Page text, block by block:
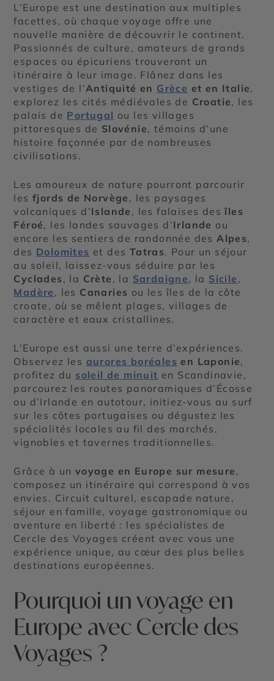
L’Europe est une destination aux multiples
facettes, où chaque voyage offre une
nouvelle manière de découvrir le continent.
Passionnés de culture, amateurs de grands
espaces ou épicuriens trouveront un
itinéraire à leur image. Flânez dans les
vestiges de l’Antiquité en Grèce et en Italie,
explorez les cités médiévales de Croatie, les
palais de Portugal ou les villages
pittoresques de Slovénie, témoins d’une
histoire façonnée par de nombreuses
civilisations.
Les amoureux de nature pourront parcourir
lesfjords de Norvège , les paysages
volcaniques d’Islande , les falaises desîles
Féroé, les landes sauvages d’Irlande ou
encore les sentiers de randonnée desAlpes,
des Dolomites et des Tatras. Pour un séjour
au soleil, laissez-vous séduire par les
Cyclades, la Crète , la Sardaigne, la Sicile ,
Madère , les Canaries ou les îles de la côte
croate, où se mêlent plages, villages de
caractère et eaux cristallines.
L’Europe est aussi une terre d’expériences.
Observez les aurores boréales en Laponie,
profitez du soleil de minuit en Scandinavie,
parcourez les routes panoramiques d’Écosse
ou d’Irlande en autotour, initiez-vous au surf
sur les côtes portugaises ou dégustez les
spécialités locales au fil des marchés,
vignobles et tavernes traditionnelles.
Grâce à un voyage en Europe sur mesure ,
composez un itinéraire qui correspond à vos
envies. Circuit culturel, escapade nature,
séjour en famille, voyage gastronomique ou
aventure en liberté : les spécialistes de
Cercle des Voyages créent avec vous une
expérience unique, au cœur des plus belles
destinations européennes.
Pourquoi un voyage en
Europe avec Cercle des
Voyages ?